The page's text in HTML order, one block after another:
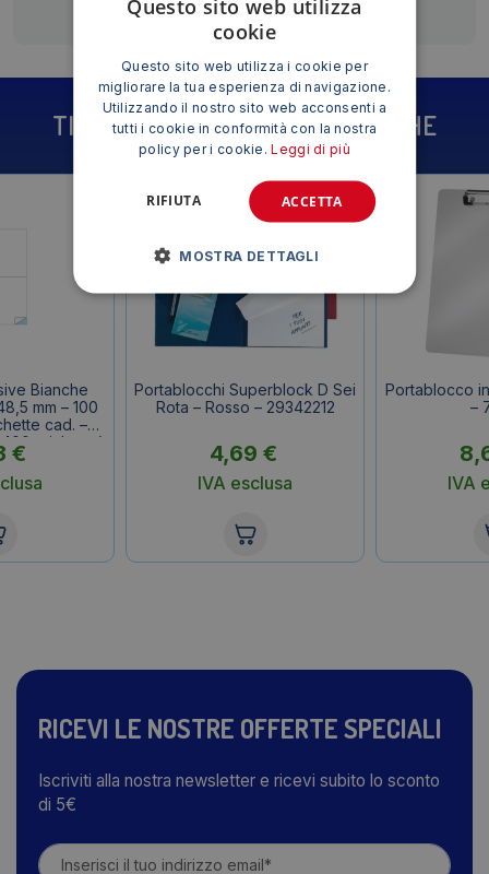
TI POTREBBE INTERESSARE ANCHE
Bianche
mm – 100
cad. –
etichette)
€
Portablocchi Superblock D Sei
Rota – Rosso – 29342212
4,69 €
IVA esclusa
Portablocco
–
IVA
RICEVI LE NOSTRE OFFERTE SPECIALI
Iscriviti alla nostra newsletter e ricevi subito lo sconto
di 5€
Questo sito web utilizza
cookie
Questo sito web utilizza i cookie per
migliorare la tua esperienza di navigazione.
Utilizzando il nostro sito web acconsenti a
tutti i cookie in conformità con la nostra
policy per i cookie.Leggi di più
ACCETTA
RIFIUTA
MOSTRA DETTAGLI